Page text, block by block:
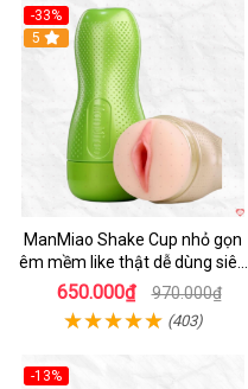
-33%
Hot
5
ManMiao Shake Cup nhỏ gọn
êm mềm like thật dễ dùng siêu
hưng phấn
650.000₫ 970.000₫
(403)
-13%